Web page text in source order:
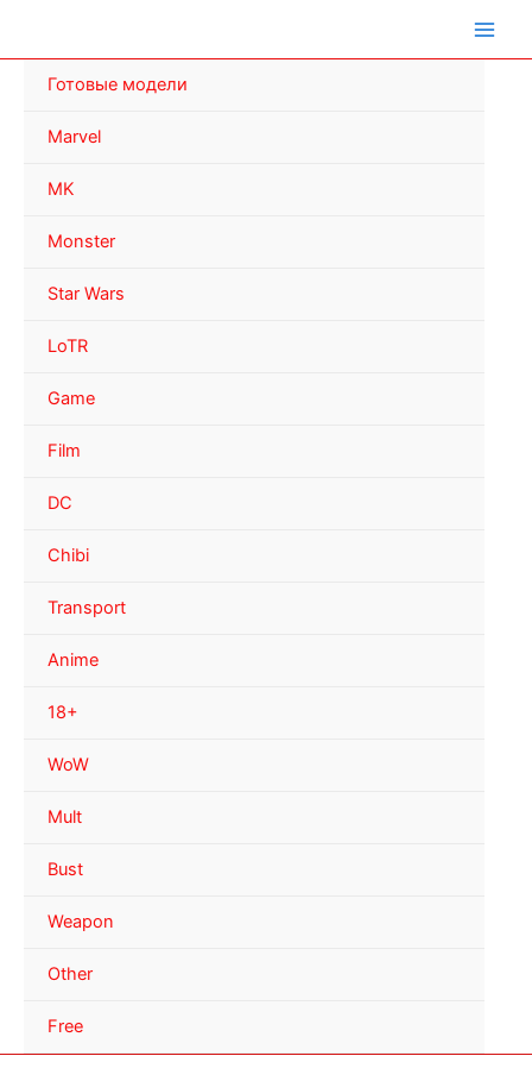
Готовые модели
Marvel
MK
Monster
Star Wars
LoTR
Game
Film
DC
Chibi
Transport
Anime
18+
WoW
Mult
Bust
Weapon
Other
Free